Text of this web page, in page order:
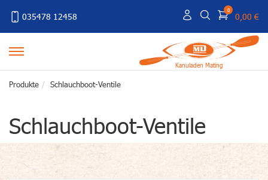
035478 12458
0
0,00 €
Kanuladen Mating
Produkte Schlauchboot-Ventile
Schlauchboot-Ventile